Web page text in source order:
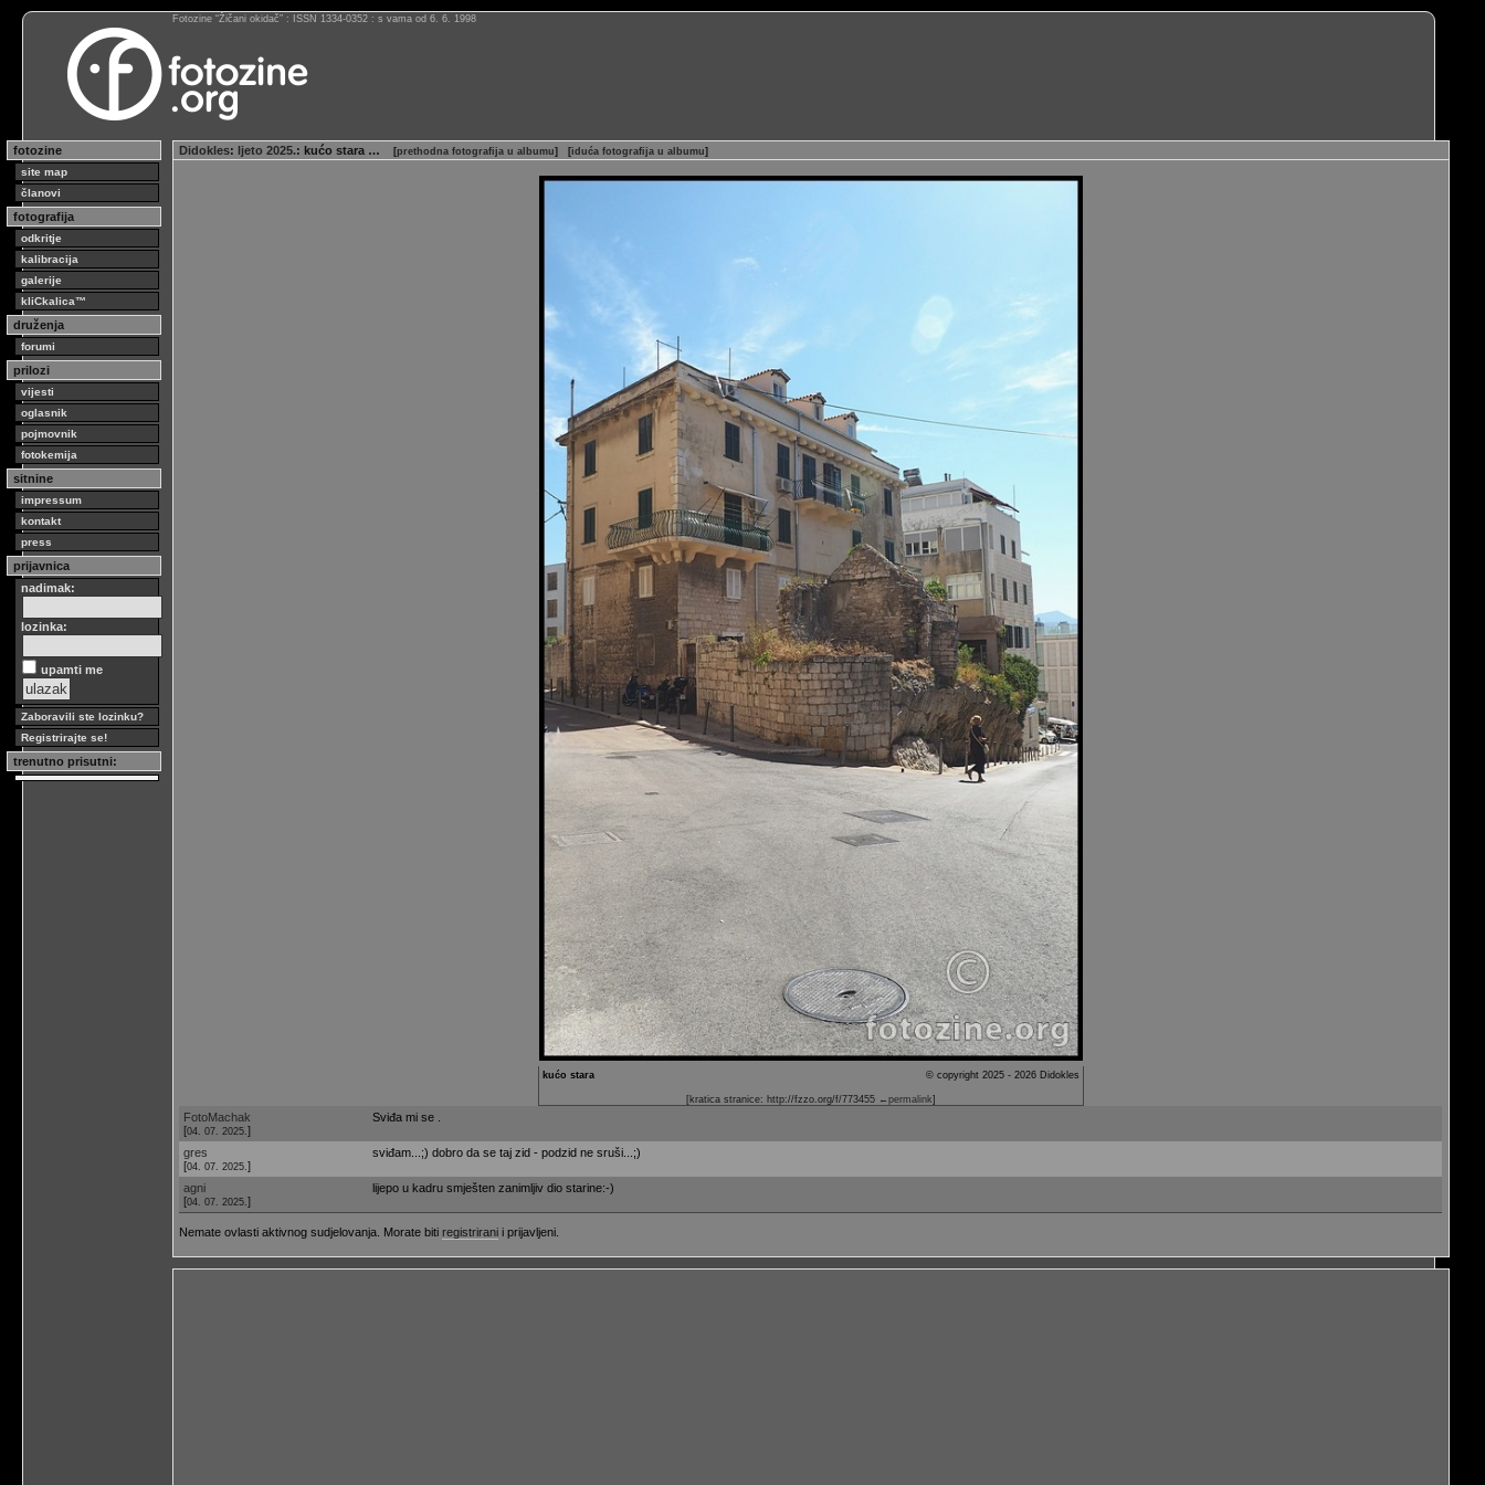
Fotozine “Žičani okidač” : ISSN 1334-0352 : s vama od 6. 6. 1998
fotozine
site map
članovi
fotografija
odkritje
kalibracija
galerije
kliCkalica™
druženja
forumi
prilozi
vijesti
oglasnik
pojmovnik
fotokemija
sitnine
impressum
kontakt
press
prijavnica
nadimak:
lozinka:
upamti me
Zaboravili ste lozinku?
Registrirajte se!
trenutno prisutni:
Didokles: ljeto 2025.: kućo stara … [prethodna fotografija u albumu] [iduća fotografija u albumu]
© copyright 2025 - 2026 Didokles
kućo stara
[kratica stranice: http://fzzo.org/f/773455 ←permalink]
FotoMachak
[04. 07. 2025. ]
Sviđa mi se .
gres
[04. 07. 2025. ]
sviđam...;) dobro da se taj zid - podzid ne sruši...;)
agni
[04. 07. 2025. ]
lijepo u kadru smješten zanimljiv dio starine:-)
Nemate ovlasti aktivnog sudjelovanja. Morate biti registrirani i prijavljeni.